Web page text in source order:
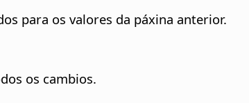
para os valores da páxina anterior.
os cambios.